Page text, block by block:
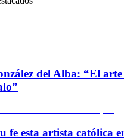
del Alba: “El
fe esta artista católica